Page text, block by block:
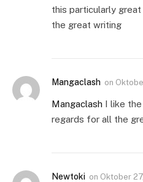
this particularly
the great writing
Mangaclash on
Mangaclash I like
regards for all the
Newtoki on Oktober